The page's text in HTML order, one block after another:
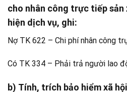
cho nhân công trực tiếp sản
hiện dịch vụ, ghi:
Nợ TK 622 – Chi phí nhân công
Có TK 334 – Phải trả người lao
b) Tính, trích bảo hiểm xã